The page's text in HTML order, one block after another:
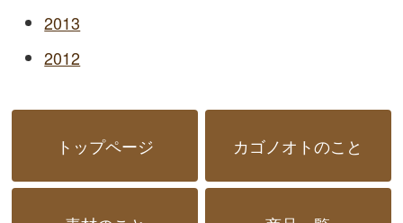
2013
2012
トップページ カゴノオトのこと